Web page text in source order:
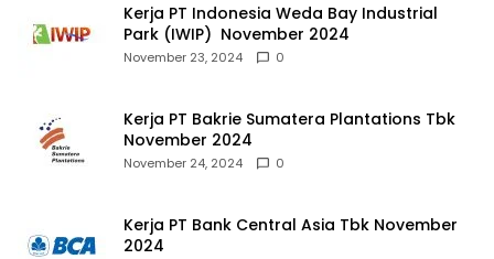
Kerja PT Indonesia Weda Bay Industrial
Park (IWIP) November 2024
November 23, 2024 0
Kerja PT Bakrie Sumatera Plantations Tbk
November 2024
November 24, 2024 0
Kerja PT Bank Central Asia Tbk November
2024